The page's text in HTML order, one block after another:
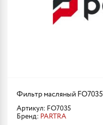
Фильтр масляный FO7035
Артикул: FO7035
Бренд: PARTRA